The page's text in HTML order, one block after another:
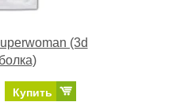
(3d
Купить